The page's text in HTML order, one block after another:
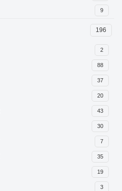
9
196
2
88
37
20
43
30
7
35
19
3